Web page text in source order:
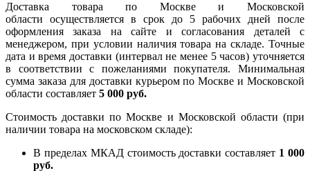
Доставка товара по Москве и Московской
области осуществляется в срок до 5 рабочих дней после
оформления заказа на сайте и согласования деталей с
менеджером, при условии наличия товара на складе. Точные
дата и время доставки (интервал не менее 5 часов) уточняется
в соответствии с пожеланиями покупателя. Минимальная
сумма заказа для доставки курьером по Москве и Московской
области составляет 5 000 руб.
Стоимость доставки по Москве и Московской области (при
наличии товара на московском складе):
В пределах МКАД стоимость доставки составляет 1 000
руб.